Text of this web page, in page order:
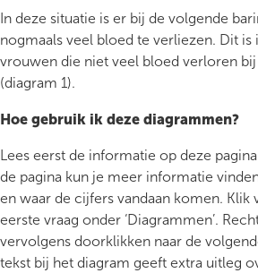
In deze situatie is er bij de volgende
nogmaals veel bloed te verliezen. Dit
vrouwen die niet veel bloed verloren bij
(diagram 1).
Hoe gebruik ik deze diagrammen?
Lees eerst de informatie op deze
de pagina kun je meer informatie
en waar de cijfers vandaan komen. Klik
eerste vraag onder ‘Diagrammen’.
vervolgens doorklikken naar de
tekst bij het diagram geeft extra uitleg